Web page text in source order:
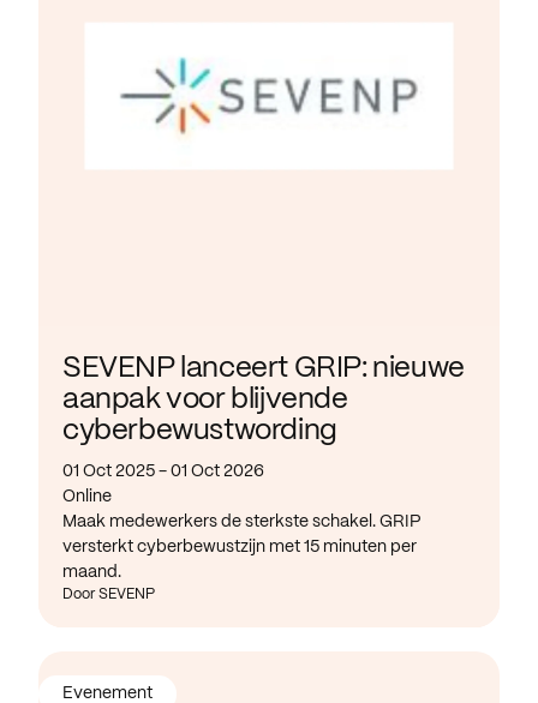
SEVENP lanceert GRIP: nieuwe
aanpak voor blijvende
cyberbewustwording
01 Oct 2025 - 01 Oct 2026
Online
Maak medewerkers de sterkste schakel. GRIP
versterkt cyberbewustzijn met 15 minuten per
maand.
Door SEVENP
Evenement